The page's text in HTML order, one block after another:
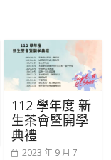
112 學年度 新
生茶會暨開學
典禮
2023 年 9 月 7